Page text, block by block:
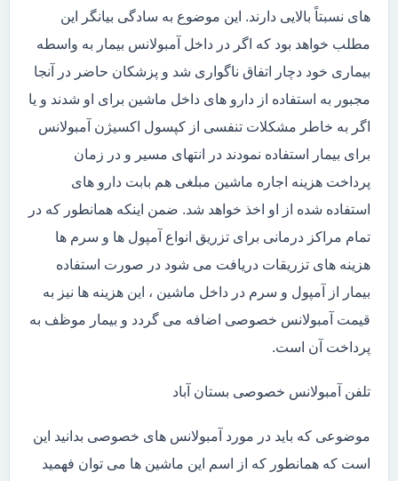
های نسبتاً بالایی دارند. این موضوع به سادگی بیانگر این
مطلب خواهد بود که اگر در داخل آمبولانس بیمار به واسطه
بیماری خود دچار اتفاق ناگواری شد و پزشکان حاضر در آنجا
مجبور به استفاده از دارو های داخل ماشین برای او شدند و یا
اگر به خاطر مشکلات تنفسی از کپسول اکسیژن آمبولانس
برای بیمار استفاده نمودند در انتهای مسیر و در زمان
پرداخت هزینه اجاره ماشین مبلغی هم بابت دارو های
استفاده شده از او اخذ خواهد شد. ضمن اینکه همانطور که در
تمام مراکز درمانی برای تزریق انواع آمپول ها و سرم ها
هزینه های تزریقات دریافت می شود در صورت استفاده
بیمار از آمپول و سرم در داخل ماشین ، این هزینه ها نیز به
قیمت آمبولانس خصوصی اضافه می گردد و بیمار موظف به
پرداخت آن است.
تلفن آمبولانس خصوصی بستان آباد
موضوعی که باید در مورد آمبولانس های خصوصی بدانید این
است که همانطور که از اسم این ماشین ها می توان فهمید